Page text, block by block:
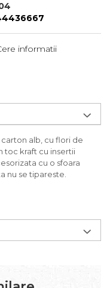
informatii
alb, cu flori de
toc kraft cu insertii
cu o sfoara
nu se tipareste.